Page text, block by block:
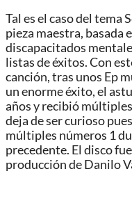
Tal es el caso del tema
pieza maestra, basada
discapacitados
listas de éxitos. Con
canción, tras unos Ep
un enorme éxito, el
años y recibió
deja de ser curioso
múltiples números 1
precedente. El disco
producción de Danilo